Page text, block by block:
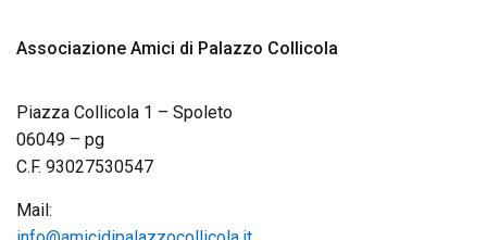
Associazione Amici di Palazzo Collicola
Piazza Collicola 1 – Spoleto
06049 – pg
C.F. 93027530547
Mail: